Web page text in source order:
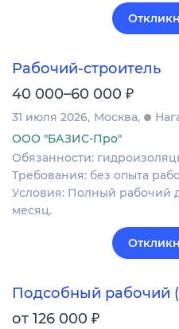
Рабочий-строитель
40 000–60 000 ₽
31 июля 2026 Москва
ООО "БАЗИС-Про"
Обязанности:
Требования: без опыта
Условия: Полный рабочий
месяц.
Подсобный рабочий
от 126 000 ₽